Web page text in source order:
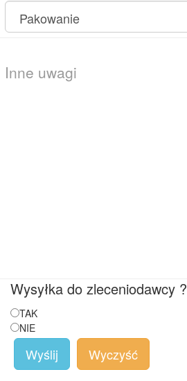
Wysyłka do zleceniodawcy ?
TAK
NIE
Wyślij Wyczyść